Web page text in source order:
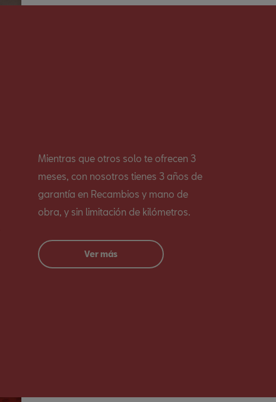
Mientras que otros solo te ofrecen 3
meses, con nosotros tienes 3 años de
garantía en Recambios y mano de
obra, y sin limitación de kilómetros.
Ver más